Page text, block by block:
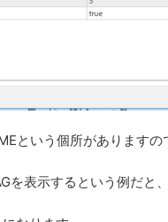
という個所がありますの
を表示するという例だと